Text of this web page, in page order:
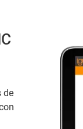
de